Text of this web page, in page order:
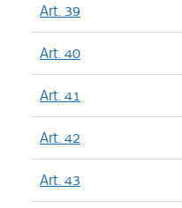
Art. 39
Art. 40
Art. 41
Art. 42
Art. 43